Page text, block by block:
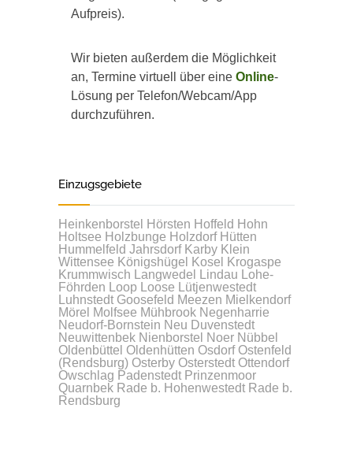
Aufpreis).
Wir bieten außerdem die Möglichkeit
an, Termine virtuell über eine Online-
Lösung per Telefon/Webcam/App
durchzuführen.
Einzugsgebiete
Heinkenborstel Hörsten Hoffeld Hohn
Holtsee Holzbunge Holzdorf Hütten
Hummelfeld Jahrsdorf Karby Klein
Wittensee Königshügel Kosel
Krogaspe
Krummwisch
Langwedel Lindau
Lohe-
Föhrden
Loop Loose
Lütjenwestedt
Luhnstedt Goosefeld Meezen Mielkendorf
Mörel
Molfsee Mühbrook Negenharrie
Neudorf-Bornstein Neu Duvenstedt
Neuwittenbek Nienborstel Noer Nübbel
Oldenbüttel Oldenhütten Osdorf Ostenfeld
(Rendsburg) Osterby Osterstedt Ottendorf
Owschlag Padenstedt Prinzenmoor
Quarnbek Rade b. Hohenwestedt Rade b.
Rendsburg